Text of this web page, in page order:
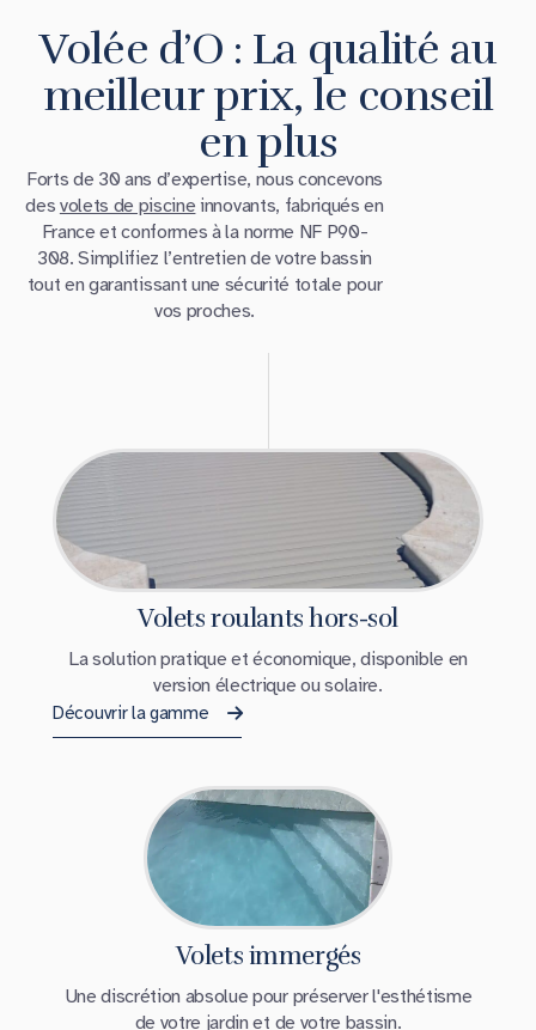
Volée d’O : La qualité au
meilleur prix, le conseil
en plus
Forts de 30 ans d’expertise, nous concevons
des volets de piscine innovants, fabriqués en
France et conformes à la norme NF P90-
308. Simplifiez l’entretien de votre bassin
tout en garantissant une sécurité totale pour
vos proches.
Volets roulants hors-sol
La solution pratique et économique, disponible en
version électrique ou solaire.
Découvrir la gamme
Volets immergés
Une discrétion absolue pour préserver l'esthétisme
de votre jardin et de votre bassin.